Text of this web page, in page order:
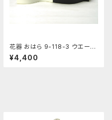
花器 おはら 9-118-3 ウエーブ
小黒ツヤ 花瓶 フラワーベース
水盤
¥4,400